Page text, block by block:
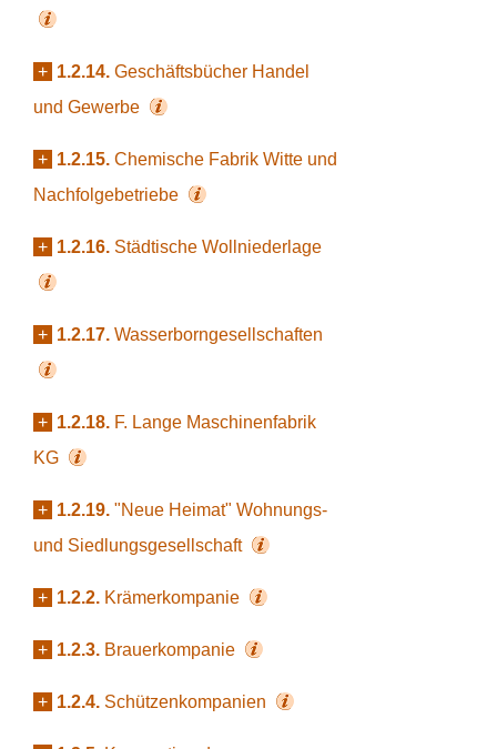
+ 1.2.14. Geschäftsbücher Handel
und Gewerbe
+ 1.2.15. Chemische Fabrik Witte und
Nachfolgebetriebe
+ 1.2.16. Städtische Wollniederlage
+ 1.2.17. Wasserborngesellschaften
+ 1.2.18. F. Lange Maschinenfabrik
KG
+ 1.2.19. "Neue Heimat" Wohnungs-
und Siedlungsgesellschaft
+ 1.2.2. Krämerkompanie
+ 1.2.3. Brauerkompanie
+ 1.2.4. Schützenkompanien